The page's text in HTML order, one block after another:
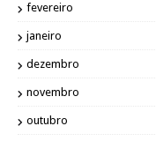
fevereiro
janeiro
dezembro
novembro
outubro